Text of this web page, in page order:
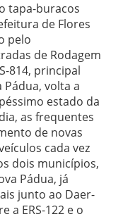
tapa-buracos
de Flores
pelo
de Rodagem
814, principal
volta a
estado da
as frequentes
de novas
cada vez
dois municípios,
Pádua, já
junto ao Daer-
a ERS-122 e o